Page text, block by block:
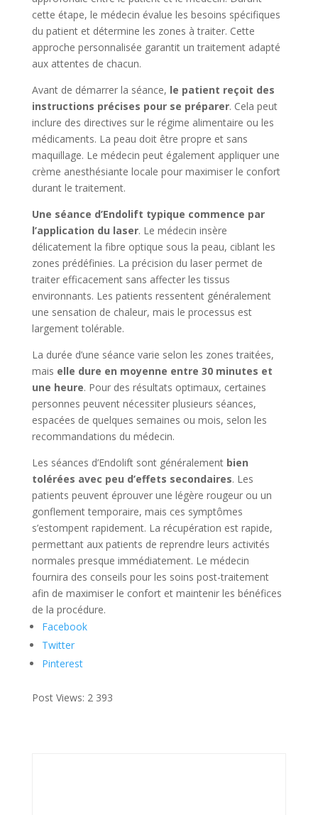
cette étape, le médecin évalue les besoins spécifiques
du patient et détermine les zones à traiter. Cette
approche personnalisée garantit un traitement adapté
aux attentes de chacun.
Avant de démarrer la séance, le patient reçoit des
instructions précises pour se préparer. Cela peut
inclure des directives sur le régime alimentaire ou les
médicaments. La peau doit être propre et sans
maquillage. Le médecin peut également appliquer une
crème anesthésiante locale pour maximiser le confort
durant le traitement.
Une séance d’Endolift typique commence par
l’application du laser. Le médecin insère
délicatement la fibre optique sous la peau, ciblant les
zones prédéfinies. La précision du laser permet de
traiter efficacement sans affecter les tissus
environnants. Les patients ressentent généralement
une sensation de chaleur, mais le processus est
largement tolérable.
La durée d’une séance varie selon les zones traitées,
mais elle dure en moyenne entre 30 minutes et
une heure. Pour des résultats optimaux, certaines
personnes peuvent nécessiter plusieurs séances,
espacées de quelques semaines ou mois, selon les
recommandations du médecin.
Les séances d’Endolift sont généralement bien
tolérées avec peu d’effets secondaires. Les
patients peuvent éprouver une légère rougeur ou un
gonflement temporaire, mais ces symptômes
s’estompent rapidement. La récupération est rapide,
permettant aux patients de reprendre leurs activités
normales presque immédiatement. Le médecin
fournira des conseils pour les soins post-traitement
afin de maximiser le confort et maintenir les bénéfices
de la procédure.
Facebook
Twitter
Pinterest
Post Views: 2 393